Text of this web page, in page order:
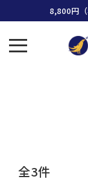
8,800円
全3件